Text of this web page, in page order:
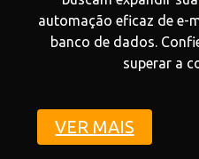
automação eficaz de e-
banco de dados.
superar a
VER MAIS